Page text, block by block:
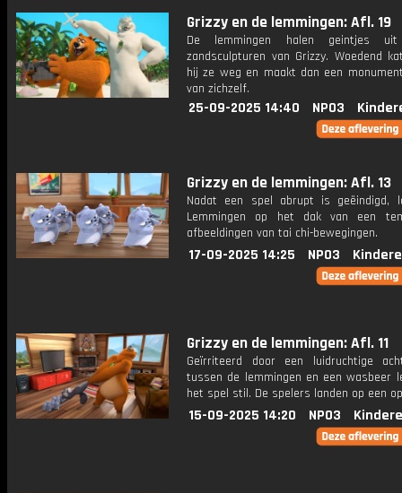
Grizzy en de lemmingen: Afl. 19
De lemmingen halen geintjes
zandsculpturen van Grizzy. Woedend
hij ze weg en maakt dan een
van zichzelf.
25-09-2025 14:40 NPO3
Grizzy en de lemmingen: Afl. 13
Nadat een spel abrupt is geëindigd,
Lemmingen op het dak van een
afbeeldingen van tai chi-bewegingen.
17-09-2025 14:25 NPO3
Grizzy en de lemmingen: Afl. 11
Geïrriteerd door een luidruchtige
tussen de lemmingen en een wasbeer
het spel stil. De spelers landen op een
15-09-2025 14:20 NPO3